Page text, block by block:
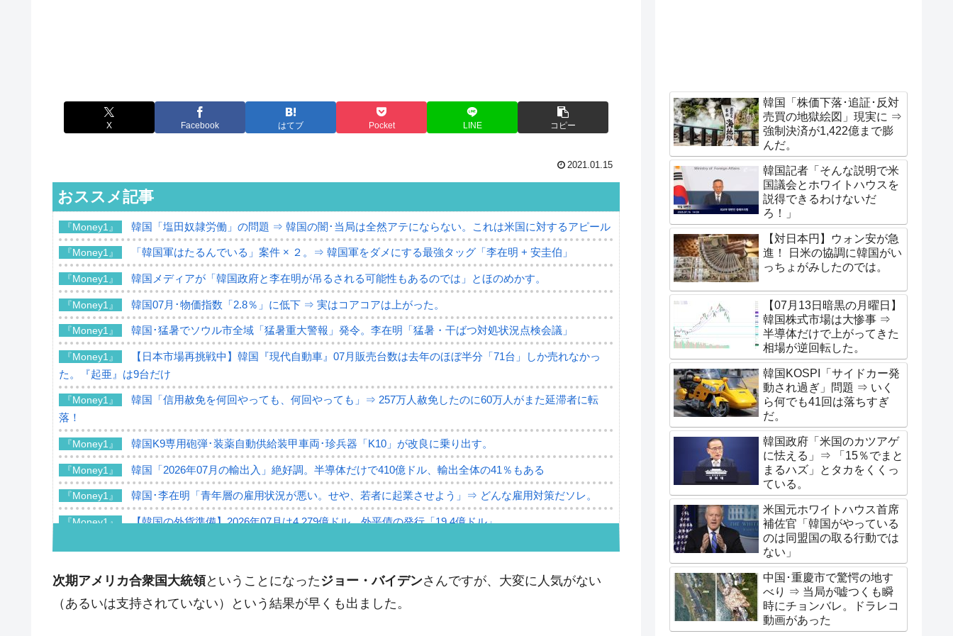
X Facebook はてブ Pocket LINE コピー
2021.01.15
おススメ記事
『Money1』 韓国「塩田奴隷労働」の問題 ⇒ 韓国の闇･当局は全然アテにならない。これは米国に対するアピール
『Money1』 「韓国軍はたるんでいる」案件 × ２。⇒ 韓国軍をダメにする最強タッグ「李在明 + 安圭伯」
『Money1』 韓国メディアが「韓国政府と李在明が吊るされる可能性もあるのでは」とほのめかす。
『Money1』 韓国07月･物価指数「2.8％」に低下 ⇒ 実はコアコアは上がった。
『Money1』 韓国･猛暑でソウル市全域「猛暑重大警報」発令。李在明「猛暑・干ばつ対処状況点検会議」
『Money1』
【日本市場再挑戦中】韓国『現代自動車』07月販売台数は去年のほぼ半分「71台」しか売れなかっ
た。『起亜』は9台だけ
『Money1』
韓国「信用赦免を何回やっても、何回やっても」⇒ 257万人赦免したのに60万人がまた延滞者に転
落！
『Money1』 韓国K9専用砲弾･装薬自動供給装甲車両･珍兵器「K10」が改良に乗り出す。
『Money1』 韓国「2026年07月の輸出入」絶好調。半導体だけで410億ドル、輸出全体の41％もある
『Money1』 韓国･李在明「青年層の雇用状況が悪い。せや、若者に起業させよう」⇒ どんな雇用対策だソレ。
『Money1』 【韓国の外貨準備】2026年07月は4,279億ドル。外平債の発行「19.4億ドル」
『Money1』 韓国･李在明さっそく不動産対策で浅薄な発言。
『Money1』 韓国は「中国と同じく」投資に不適格な国だ。
次期アメリカ合衆国大統領ということになった ジョー・バイデンさんですが、大変に人気がない
（あるいは支持されていない）という結果が早くも出ました。
韓国「株価下落･追証･反対
売買の地獄絵図」現実に ⇒
強制決済が1,422億まで膨
んだ。
韓国記者「そんな説明で米
国議会とホワイトハウスを
説得できるわけないだ
ろ！」
【対日本円】ウォン安が急
進！ 日米の協調に韓国がい
っちょがみしたのでは。
【07月13日暗黒の月曜日】
韓国株式市場は大惨事 ⇒
半導体だけで上がってきた
相場が逆回転した。
韓国KOSPI「サイドカー発
動され過ぎ」問題 ⇒ いく
ら何でも41回は落ちすぎ
だ。
韓国政府「米国のカツアゲ
に怯える」⇒ 「15％でまと
まるハズ」とタカをくくっ
ている。
米国元ホワイトハウス首席
補佐官「韓国がやっている
のは同盟国の取る行動では
ない」
中国･重慶市で驚愕の地す
べり ⇒ 当局が嘘つくも瞬
時にチョンバレ。ドラレコ
動画があった